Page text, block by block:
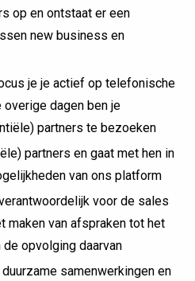
op en ontstaat er een
new business en
je je actief op telefonische
dagen ben je
partners te bezoeken
partners en gaat met hen in
van ons platform
voor de sales
maken van afspraken tot het
opvolging daarvan
samenwerkingen en